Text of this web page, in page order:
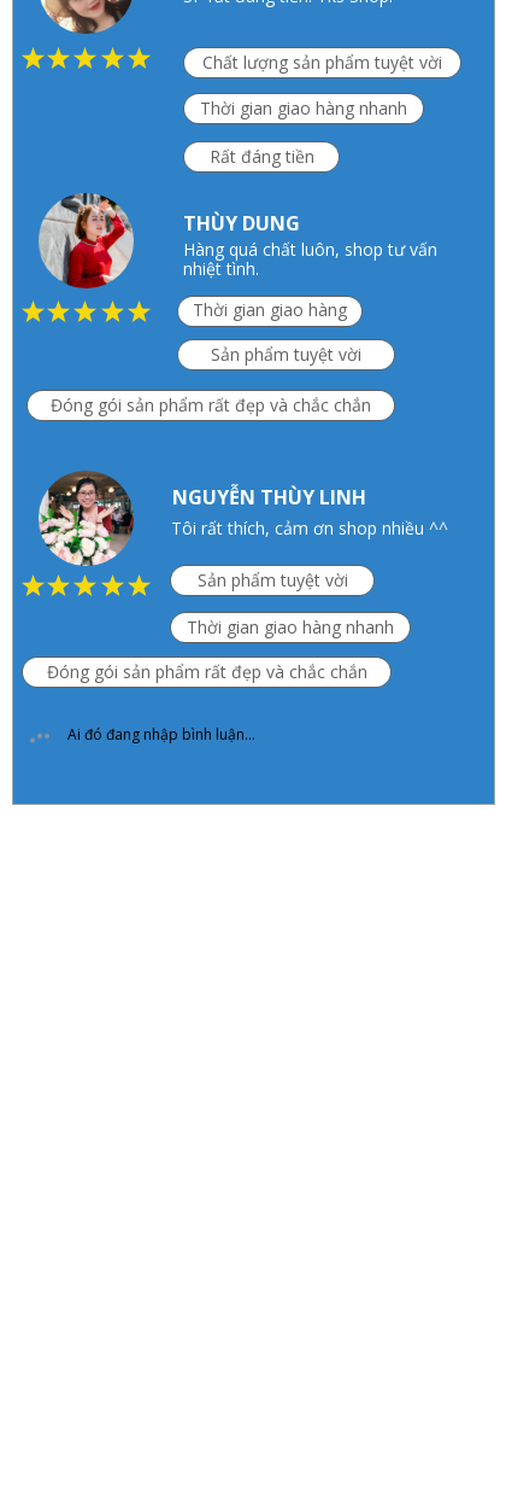
Chất lượng sản phẩm tuyệt vời
Thời gian giao hàng nhanh
Rất đáng tiền
Sản phẩm tuyệt vời
Tôi rất thích, cảm ơn shop nhiều ^^
NGUYỄN THÙY LINH
Thời gian giao hàng nhanh
Đóng gói sản phẩm rất đẹp và chắc chắn
Sản phẩm tuyệt vời
Hàng quá chất luôn, shop tư vấn
nhiệt tình.
THÙY DUNG
Đóng gói sản phẩm rất đẹp và chắc chắn
Thời gian giao hàng
nhanh
Ai đó đang nhập bình luận...